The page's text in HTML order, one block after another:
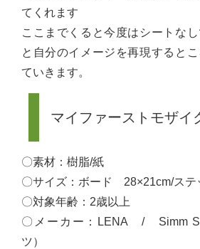
てくれます
ここまでくると今度はシートなし
と自分のイメージを再現すると
ていきます。
マイファーストモザイ
〇素材：樹脂/紙
〇サイズ：ボード 28×21cm/ス
〇対象年齢：2歳以上
〇メーカー：LENA / Simm
ツ）